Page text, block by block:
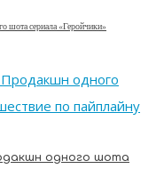
шота сериала «Геройчики»
одного шота